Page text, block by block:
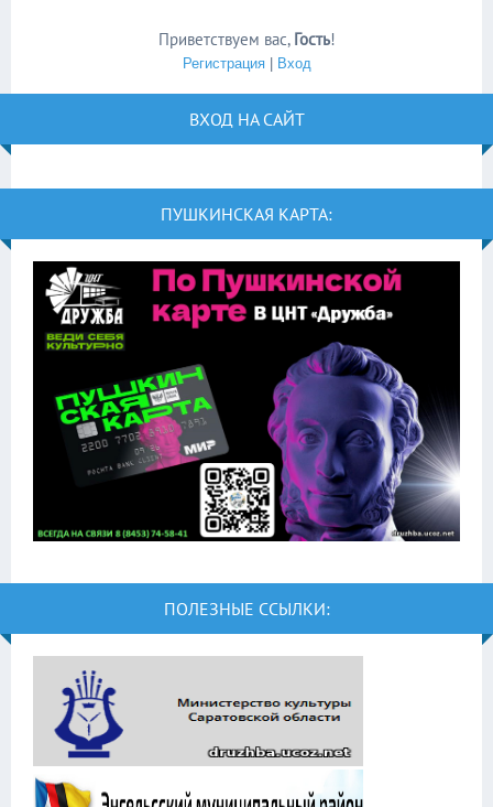
Приветствуем вас, Гость!
Регистрация| Вход
ВХОД НА САЙТ
ПУШКИНСКАЯ КАРТА:
ПОЛЕЗНЫЕ ССЫЛКИ: